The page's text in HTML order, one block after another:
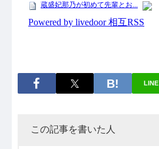
LINE
この記事を書いた人